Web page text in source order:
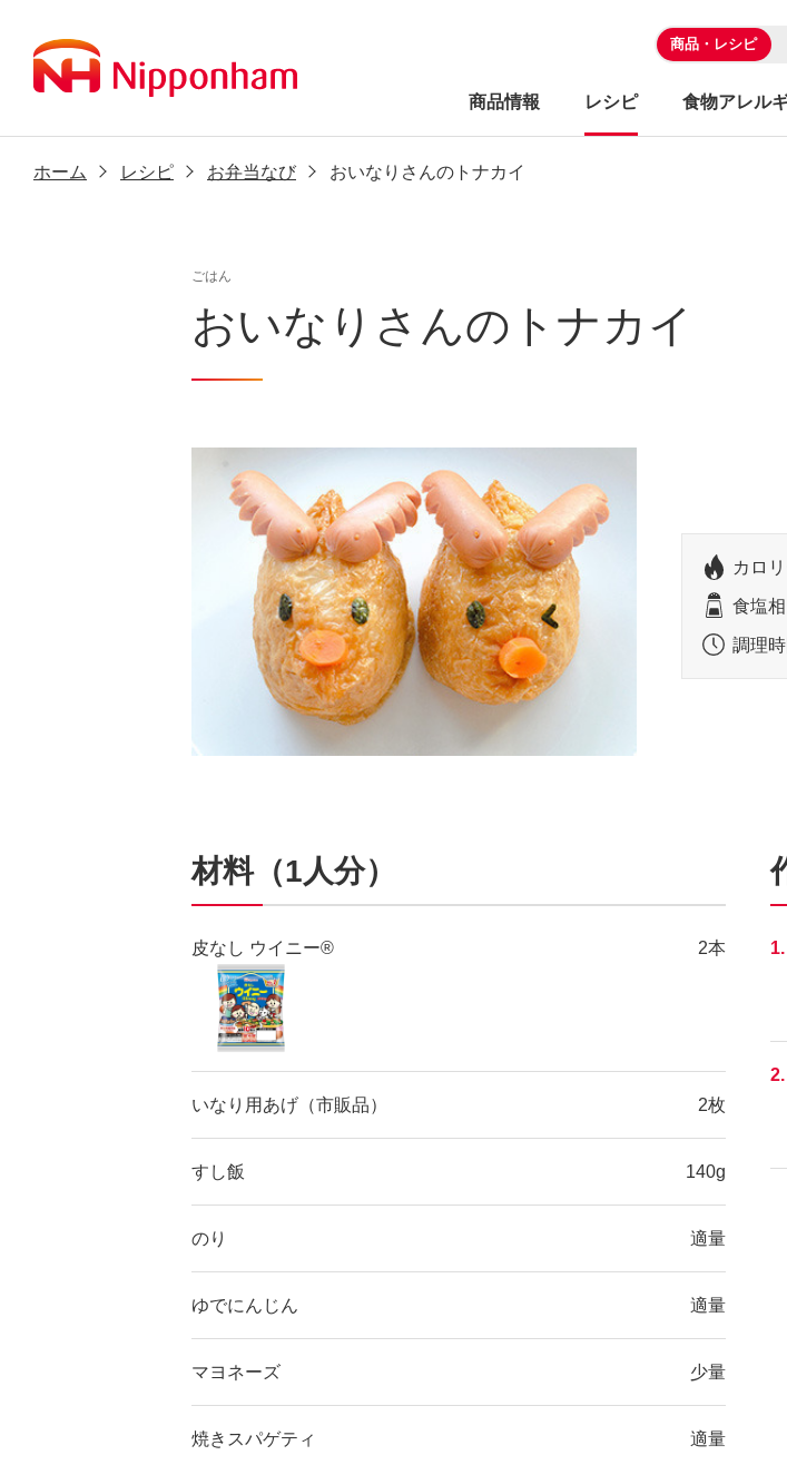
商品・レシピ
商品情報 レシピ 食物アレル
ホーム レシピ お弁当なび おいなりさんのトナカイ
ごはん
おいなりさんのトナカイ
カロ
食塩
調理
材料（1人分）
皮なし ウイニー® 2本
いなり用あげ（市販品） 2枚
すし飯 140g
のり 適量
ゆでにんじん 適量
マヨネーズ 少量
焼きスパゲティ 適量
1.
2.